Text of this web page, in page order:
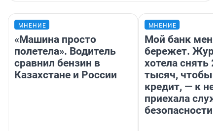
МНЕНИЕ
«Машина просто
полетела». Водитель
сравнил бензин в
Казахстане и России
МНЕНИЕ
Мой банк меня
бережет.
хотела снять
тысяч, чтобы
кредит, — к
приехала
безопасности